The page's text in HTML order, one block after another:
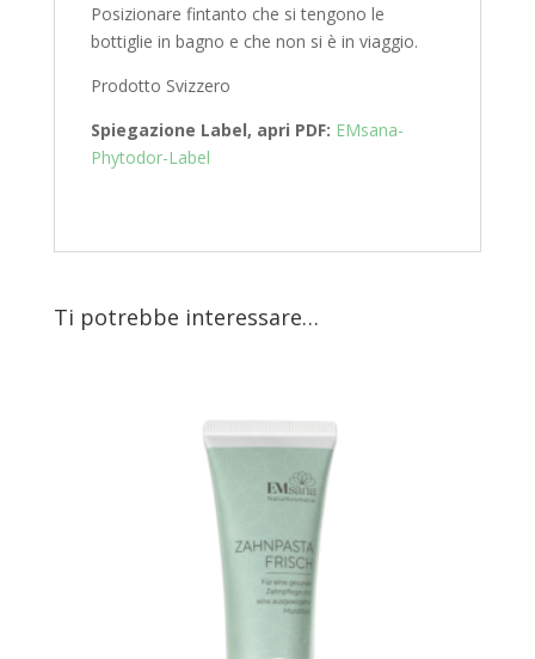
Posizionare fintanto che si tengono le
bottiglie in bagno e che non si è in viaggio.
Prodotto Svizzero
Spiegazione Label, apri PDF: EMsana-
Phytodor-Label
Ti potrebbe interessare…